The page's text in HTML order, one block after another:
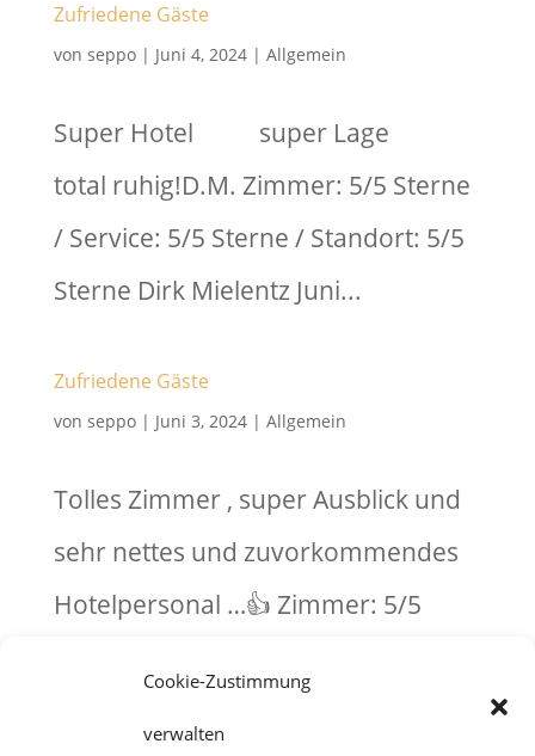
Cookie-Zustimmung
verwalten
Zufriedene Gäste
von seppo| Juni 4, 2024| Allgemein
Super Hotel super Lage
total ruhig!D.M. Zimmer: 5/5 Sterne
/ Service: 5/5 Sterne / Standort: 5/5
Sterne Dirk Mielentz Juni...
Zufriedene Gäste
von seppo| Juni 3, 2024| Allgemein
Tolles Zimmer , super Ausblick und
sehr nettes und zuvorkommendes
Hotelpersonal …👍 Zimmer: 5/5